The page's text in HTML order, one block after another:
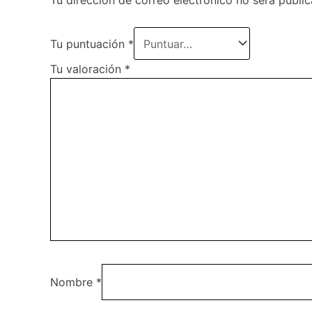
Tu puntuación *
Tu valoración *
Nombre *